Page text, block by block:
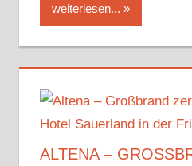
weiterlesen...
ALTENA –